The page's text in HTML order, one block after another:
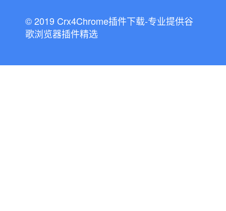
© 2019 Crx4Chrome插件下载-专业提供谷
歌浏览器插件精选